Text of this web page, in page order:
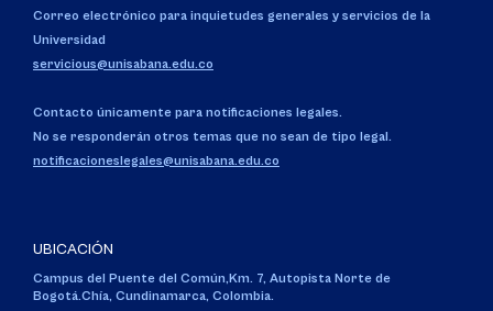
Correo electrónico para inquietudes generales y servicios de la
Universidad
servicious@unisabana.edu.co
Contacto únicamente para notificaciones legales.
No se responderán otros temas que no sean de tipo legal.
notificacioneslegales@unisabana.edu.co
UBICACIÓN
Campus del Puente del Común,Km. 7, Autopista Norte de
Bogotá.Chía, Cundinamarca, Colombia.